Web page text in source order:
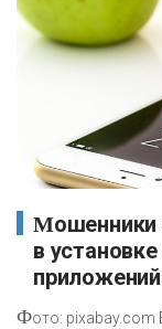
Мошенники начали предлагать «помощь»
в
Фото: pixabay.com